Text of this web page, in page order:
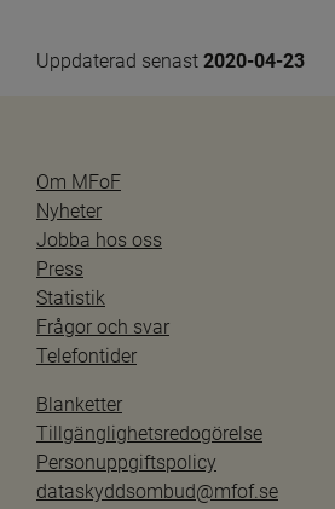
Uppdaterad senast 2020-04-23
Om MFoF
Nyheter
Jobba hos oss
Press
Statistik
Frågor och svar
Telefontider
Blanketter
Tillgänglighetsredogörelse
Personuppgiftspolicy
dataskyddsombud@mfof.se